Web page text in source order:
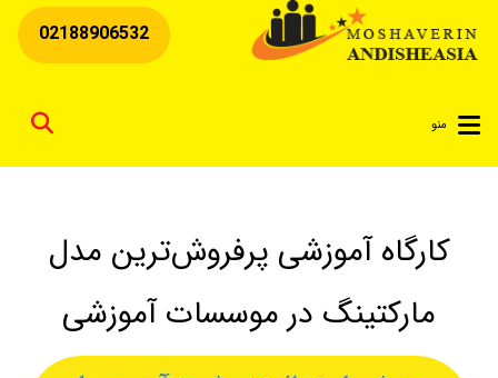
02188906532
منو
for:
کارگاه آموزشی پرفروش‌ترین مدل
مارکتینگ در موسسات آموزشی